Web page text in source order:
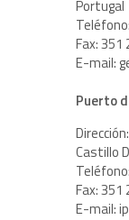
Portugal
Fax: 351
E-mail:
Puerto
Castillo
Fax: 351
E-mail: